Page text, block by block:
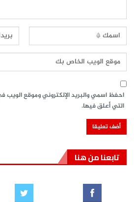
احفظ اسمي والبريد الإلكتروني وموقع الويب
التي أعلق فيها.
تابعنا من هنا